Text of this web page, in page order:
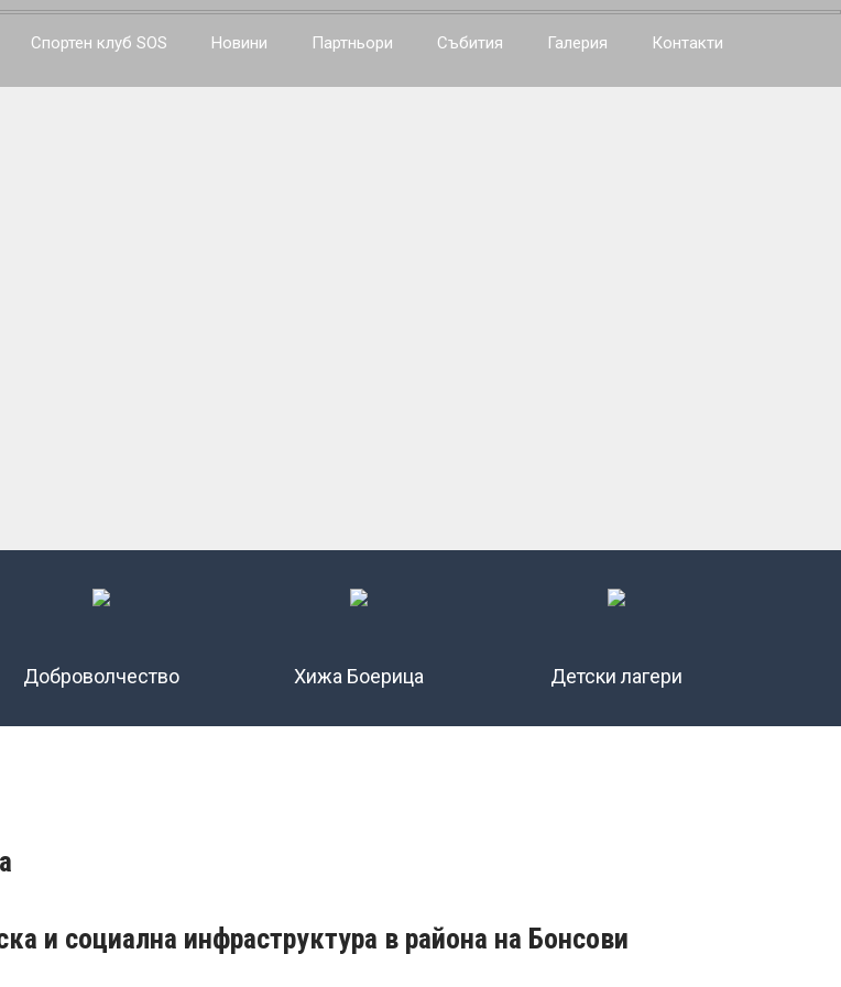
Спортен клуб SOS Новини Партньори Събития Галерия Контакти
Доброволчество Хижа Боерица Детски лагери
и социална инфраструктура в района на Бонсови